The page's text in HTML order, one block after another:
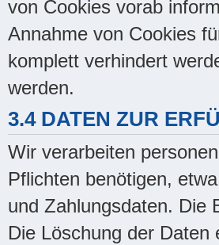
von Cookies vorab
Annahme von Cookies
komplett verhindert
werden.
3.4 DATEN ZUR
Wir verarbeiten
Pflichten benötigen,
und Zahlungsdaten. Die
Die Löschung der